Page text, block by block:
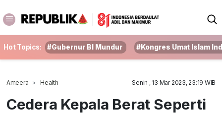
Hot Topics: #Gubernur BI Mundur #Kongres Umat Islam
Ameera Health Senin , 13 Mar 2023, 23:19 WIB
Cedera Kepala Berat Seperti